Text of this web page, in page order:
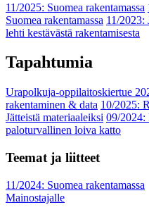
11/2025: Suomea rakentamassa
Suomea rakentamassa 11/2023:
lehti kestävästä rakentamisesta
Tapahtumia
Urapolkuja-oppilaitoskiertue
rakentaminen & data 10/2025:
Jätteistä materiaaleiksi 09/2024:
paloturvallinen loiva katto
Teemat ja liitteet
11/2024: Suomea rakentamassa
Mainostajalle